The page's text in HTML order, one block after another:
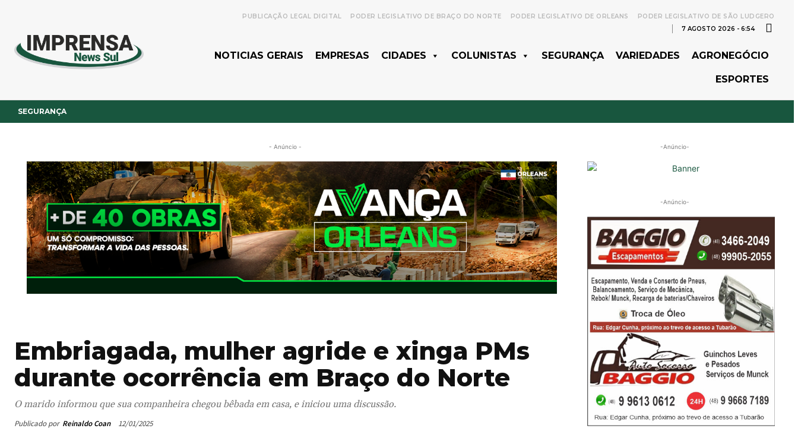
PUBLICAÇÃO LEGAL DIGITAL PODER LEGISLATIVO DE BRAÇO DO NORTE PODER LEGISLATIVO DE ORLEANS
PODER LEGISLATIVO DE SÃO LUDGERO
7 AGOSTO 2026 - 6:54
NOTICIAS GERAIS EMPRESAS CIDADES COLUNISTAS SEGURANÇA VARIEDADES AGRONEGÓCIO
ESPORTES
SEGURANÇA
- Anúncio -
Embriagada, mulher agride e xinga PMs
durante ocorrência em Braço do Norte
O marido informou que sua companheira chegou bêbada em casa, e iniciou uma discussão.
Publicado por Reinaldo Coan 12/01/2025
-Anúncio-
-Anúncio-